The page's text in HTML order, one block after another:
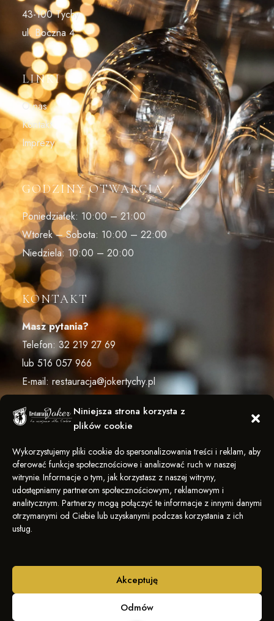
Niniejsza strona korzysta z
plików cookie
Wykorzystujemy pliki cookie do spersonalizowania treści i reklam, aby
oferować funkcje społecznościowe i analizować ruch w naszej
witrynie. Informacje o tym, jak korzystasz z naszej witryny,
udostępniamy partnerom społecznościowym, reklamowym i
analitycznym. Partnerzy mogą połączyć te informacje z innymi danymi
otrzymanymi od Ciebie lub uzyskanymi podczas korzystania z ich
usług.
Akceptuję
Odmów
43-100 Tychy
ul. Boczna 4
LINKI
O nas
Kontakt
Imprezy
GODZINY OTWARCIA
Poniedziałek: 10:00 – 21:00
Wtorek – Sobota: 10:00 – 22:00
Niedziela: 10:00 – 20:00
KONTAKT
Masz pytania?
Telefon: 32 219 27 69
lub 516 057 966
E-mail: restauracja@jokertychy.pl
ŚLEDŹ NAS
© 2026 JOKER RESTAURACJA DESIGN BY
NEWSLETTER